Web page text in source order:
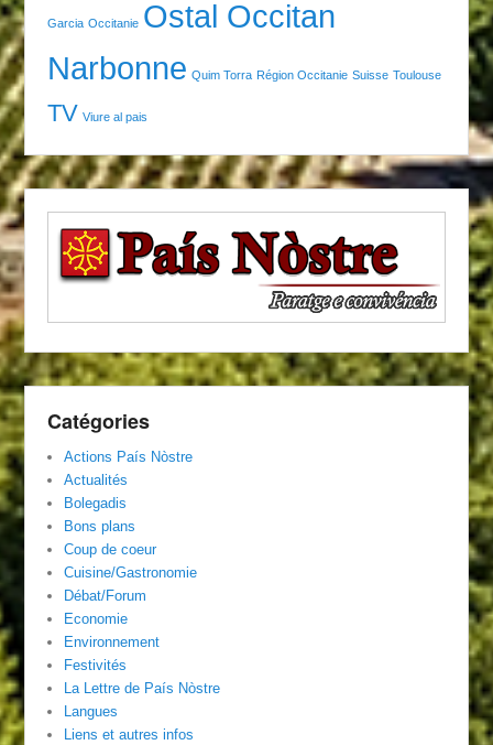
Garcia Occitanie Ostal Occitan
Narbonne Quim Torra Région Occitanie Suisse Toulouse
TV Viure al pais
Catégories
Actions País Nòstre
Actualités
Bolegadis
Bons plans
Coup de coeur
Cuisine/Gastronomie
Débat/Forum
Economie
Environnement
Festivités
La Lettre de País Nòstre
Langues
Liens et autres infos